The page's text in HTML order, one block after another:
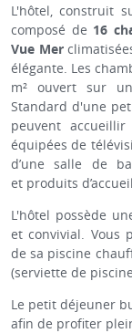
L'hôtel, construit
composé de 16
Vue Mer
élégante. Les
m² ouvert sur
Standard d'une
peuvent
équipées de
d’une salle de
et produits
L'hôtel possède
et convivial. Vous
de sa piscine
(serviette de
Le petit déjeuner
afin de profiter